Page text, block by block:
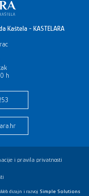
Kaštela - KASTELARA
h
Web dizajn i razvoj Simple Solutions
i pravila privatnosti